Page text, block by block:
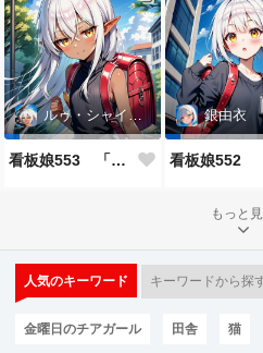
ルゥ・シャイニー
看板娘553 「ルゥ・シャイニーのよもやま話」
銀由衣
もっと
人気のキーワード キーワードから探
金曜日のチアガール 田舎 猫